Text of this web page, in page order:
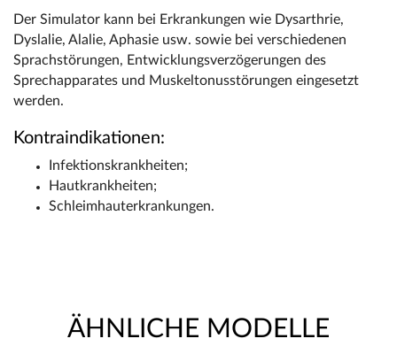
Der Simulator kann bei Erkrankungen wie Dysarthrie,
Dyslalie, Alalie, Aphasie usw. sowie bei verschiedenen
Sprachstörungen, Entwicklungsverzögerungen des
Sprechapparates und Muskeltonusstörungen eingesetzt
werden.
Kontraindikationen:
Infektionskrankheiten;
Hautkrankheiten;
Schleimhauterkrankungen.
ÄHNLICHE MODELLE